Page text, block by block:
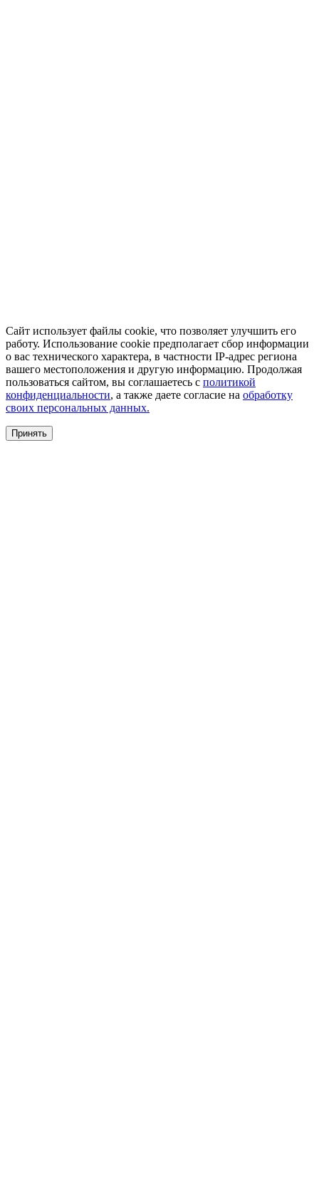
Сайт использует файлы cookie, что позволяет улучшить его
работу. Использование cookie предполагает сбор информации
о вас технического характера, в частности IP-адрес региона
вашего местоположения и другую информацию. Продолжая
пользоваться сайтом, вы соглашаетесь с политикой
конфиденциальности, а также даете согласие на обработку
своих персональных данных.
Принять